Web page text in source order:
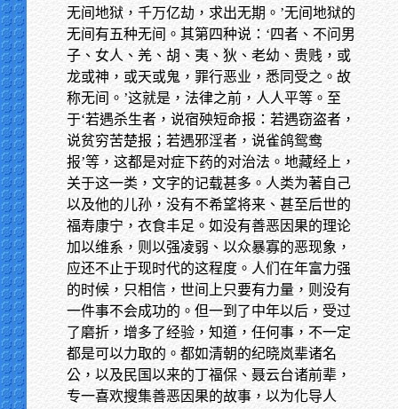
无间地狱，千万亿劫，求出无期。’无间地狱的
无间有五种无间。其第四种说：‘四者、不问男
子、女人、羌、胡、夷、狄、老幼、贵贱，或
龙或神，或天或鬼，罪行恶业，悉同受之。故
称无间。’这就是，法律之前，人人平等。至
于‘若遇杀生者，说宿殃短命报：若遇窃盗者，
说贫穷苦楚报；若遇邪淫者，说雀鸽鸳鸯
报’等，这都是对症下药的对治法。地藏经上，
关于这一类，文字的记载甚多。人类为著自己
以及他的儿孙，没有不希望将来、甚至后世的
福寿康宁，衣食丰足。如没有善恶因果的理论
加以维系，则以强凌弱、以众暴寡的恶现象，
应还不止于现时代的这程度。人们在年富力强
的时候，只相信，世间上只要有力量，则没有
一件事不会成功的。但一到了中年以后，受过
了磨折，增多了经验，知道，任何事，不一定
都是可以力取的。都如清朝的纪晓岚辈诸名
公，以及民国以来的丁福保、聂云台诸前辈，
专一喜欢搜集善恶因果的故事，以为化导人